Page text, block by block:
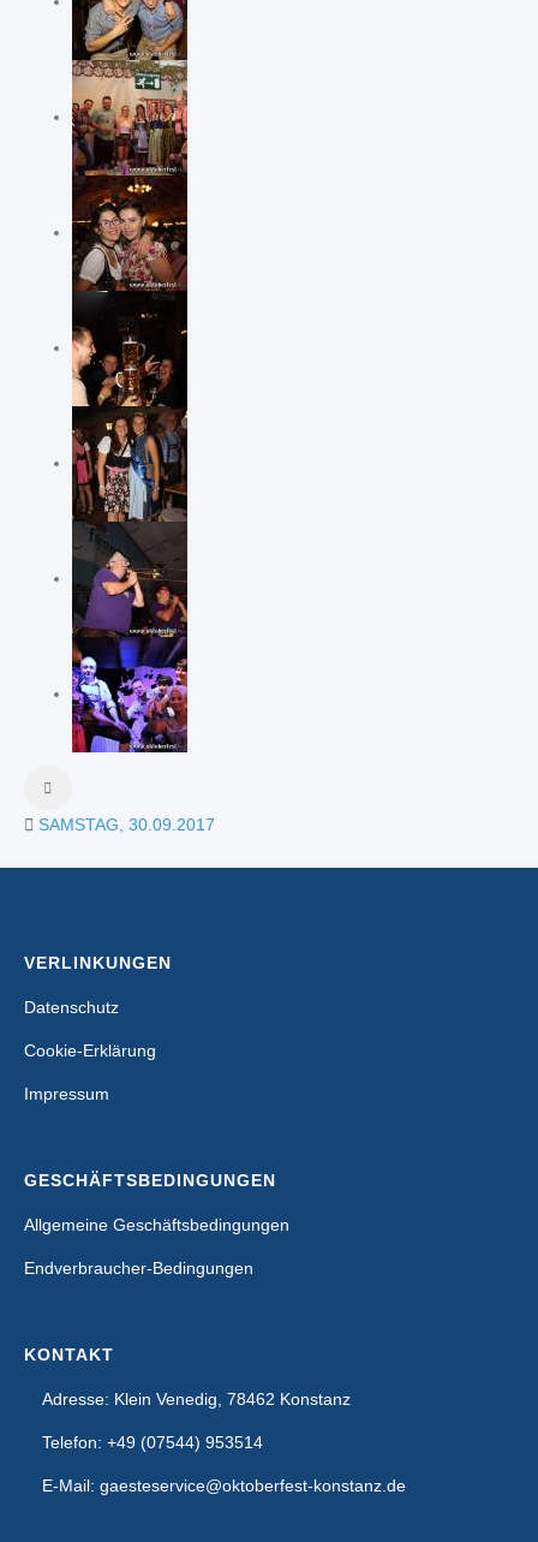
SAMSTAG, 30.09.2017
VERLINKUNGEN
Datenschutz
Cookie-Erklärung
Impressum
GESCHÄFTSBEDINGUNGEN
Allgemeine Geschäftsbedingungen
Endverbraucher-Bedingungen
KONTAKT
Adresse: Klein Venedig, 78462 Konstanz
Telefon: +49 (07544) 953514
E-Mail: gaesteservice@oktoberfest-konstanz.de